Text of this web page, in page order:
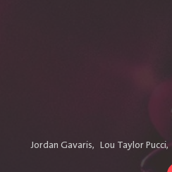
Jordan Gavaris, Lou Taylor Pucci,